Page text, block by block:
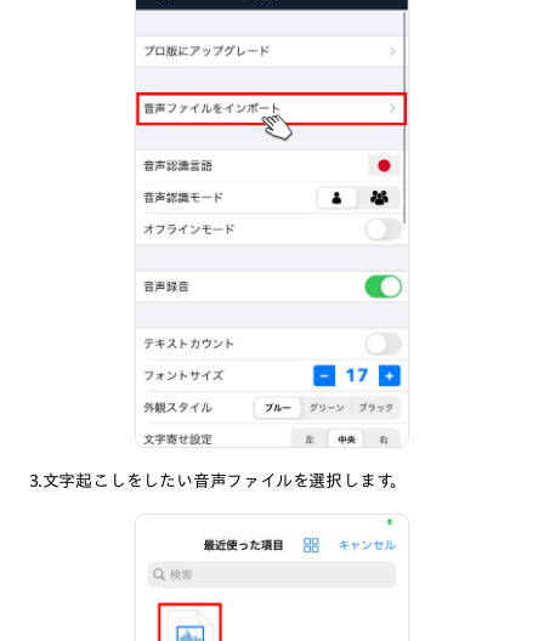
3.文字起こしをしたい音声ファイルを選択します。